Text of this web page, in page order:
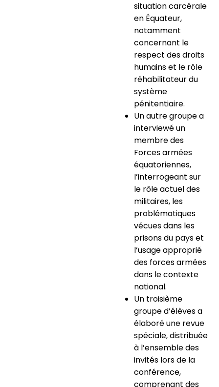
situation carcérale
en Équateur,
notamment
concernant le
respect des droits
humains et le rôle
réhabilitateur du
système
pénitentiaire.
Un autre groupe a
interviewé un
membre des
Forces armées
équatoriennes,
l’interrogeant sur
le rôle actuel des
militaires, les
problématiques
vécues dans les
prisons du pays et
l’usage approprié
des forces armées
dans le contexte
national.
Un troisième
groupe d’élèves a
élaboré une revue
spéciale, distribuée
à l’ensemble des
invités lors de la
conférence,
comprenant des